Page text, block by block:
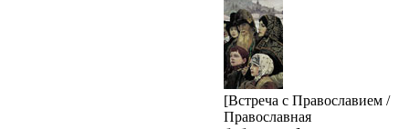
[Встреча с Православием /
Православная